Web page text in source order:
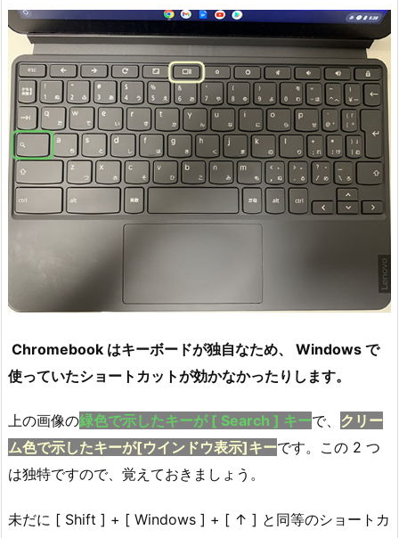
Chromebook はキーボードが独自なため、 Windows で
使っていたショートカットが効かなかったりします。
上の画像の緑色で示したキーが [ Search ] キーで、 クリー
ム色で示したキーが[ウインドウ表示]キーです。この 2 つ
は独特ですので、覚えておきましょう。
未だに [ Shift ] + [ Windows ] + [ ↑ ] と同等のショートカ